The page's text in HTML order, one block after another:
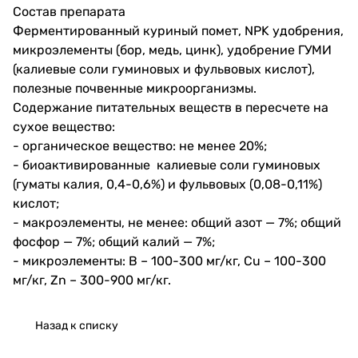
Состав препарата
Ферментированный куриный помет, NPK удобрения,
микроэлементы (бор, медь, цинк), удобрение ГУМИ
(калиевые соли гуминовых и фульвовых кислот),
полезные почвенные микроорганизмы.
Содержание питательных веществ в пересчете на
сухое вещество:
- органическое вещество: не менее 20%;
- биоактивированные калиевые соли гуминовых
(гуматы калия, 0,4-0,6%) и фульвовых (0,08-0,11%)
кислот;
- макроэлементы, не менее: общий азот — 7%; общий
фосфор — 7%; общий калий — 7%;
- микроэлементы: B – 100-300 мг/кг, Cu – 100-300
мг/кг, Zn – 300-900 мг/кг.
Назад к списку